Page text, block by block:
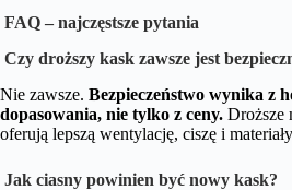
FAQ – najczęstsze pytania
Czy droższy kask zawsze jest
Nie zawsze. Bezpieczeństwo wynika z
dopasowania, nie tylko z ceny. Droższe
oferują lepszą wentylację, ciszę i
Jak ciasny powinien być nowy kask?